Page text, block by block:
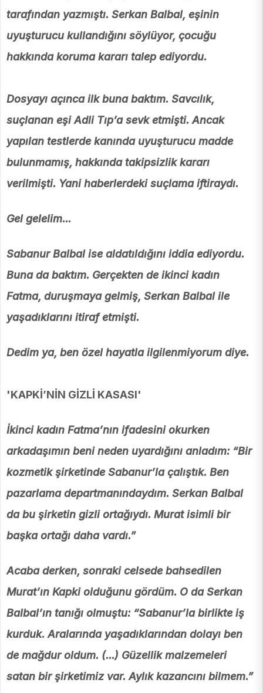
tarafından yazmıştı. Serkan Balbal, eşinin
uyuşturucu kullandığını söylüyor, çocuğu
hakkında koruma kararı talep ediyordu.
Dosyayı açınca ilk buna baktım. Savcılık,
suçlanan eşi Adli Tıp’a sevk etmişti. Ancak
yapılan testlerde kanında uyuşturucu madde
bulunmamış, hakkında takipsizlik kararı
verilmişti. Yani haberlerdeki suçlama iftiraydı.
Gel gelelim...
Sabanur Balbal ise aldatıldığını iddia ediyordu.
Buna da baktım. Gerçekten de ikinci kadın
Fatma, duruşmaya gelmiş, Serkan Balbal ile
yaşadıklarını itiraf etmişti.
Dedim ya, ben özel hayatla ilgilenmiyorum diye.
'KAPKİ’NİN GİZLİ KASASI'
İkinci kadın Fatma’nın ifadesini okurken
arkadaşımın beni neden uyardığını anladım: “Bir
kozmetik şirketinde Sabanur’la çalıştık. Ben
pazarlama departmanındaydım. Serkan Balbal
da bu şirketin gizli ortağıydı. Murat isimli bir
başka ortağı daha vardı.”
Acaba derken, sonraki celsede bahsedilen
Murat’ın Kapki olduğunu gördüm. O da Serkan
Balbal’ın tanığı olmuştu: “Sabanur’la birlikte iş
kurduk. Aralarında yaşadıklarından dolayı ben
de mağdur oldum. (...) Güzellik malzemeleri
satan bir şirketimiz var. Aylık kazancını bilmem.”